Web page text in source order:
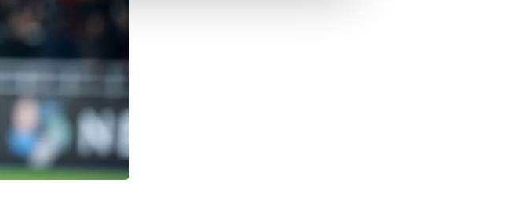
olan çerezler bilgi toplumu hizmetlerinin sunulması
kılınması ve kişiselleştirilmesi ve sizlere yönelik
açık rızanız dahilinde kullanılacaktır.
Çerezlere ilişkin detaylı bilgi için Ayarlar
Aydınlatma Metnimizi okumak ve sitemizde ilgili
lütfentıklayınız.